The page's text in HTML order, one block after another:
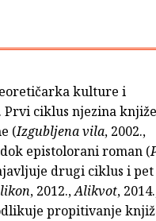
kulture i
ciklus njezina
(Izgubljena vila, 2002.,
dok epistolorani roman (
drugi ciklus i
, 2012.,Alikvot,
propitivanje